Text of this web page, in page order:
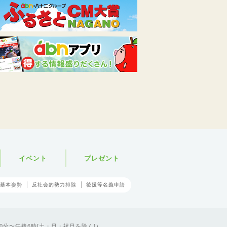
イベント プレゼント
本姿勢 反社会的勢力排除 後援等名義申請